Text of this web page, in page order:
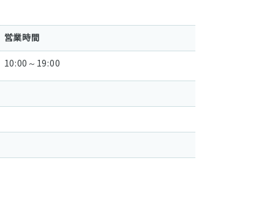
営業時間
10:00～19:00